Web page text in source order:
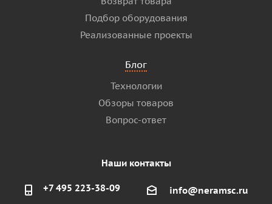
Подбор оборудования
Реализованные проекты
Блог
Технологии
Обзоры товаров
Вопрос-ответ
Наши контакты
+7 495 223-38-09 info@neramsc.ru